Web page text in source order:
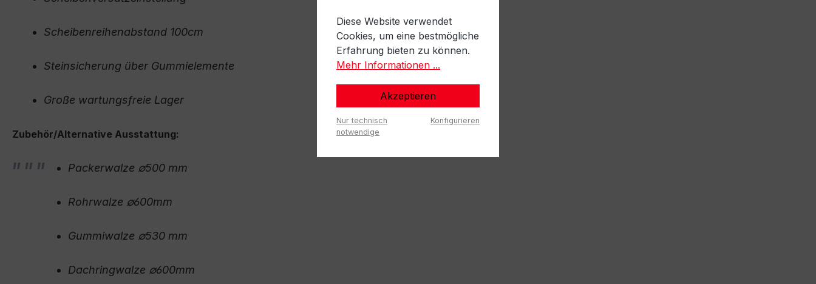
Scheibenreihenabstand 100cm
Steinsicherung über Gummielemente
Große wartungsfreie Lager
Zubehör/Alternative Ausstattung:
Packerwalze ∅500 mm
Rohrwalze ∅600mm
Gummiwalze ∅530 mm
Dachringwalze ∅600mm
Diese Website verwendet
Cookies, um eine bestmögliche
Erfahrung bieten zu können.
Mehr Informationen ...
Akzeptieren
Nur technisch
notwendige
Konfigurieren